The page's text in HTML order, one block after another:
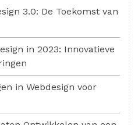
3.0: De Toekomst van
in 2023: Innovatieve
in Webdesign voor